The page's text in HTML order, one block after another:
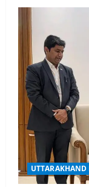
UTTARAKHAND